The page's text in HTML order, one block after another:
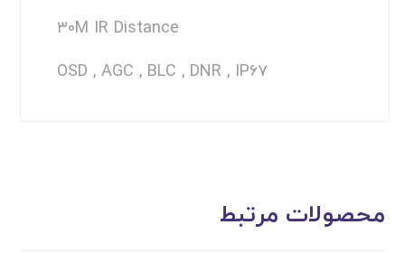
۳۰M IR Distance
OSD , AGC , BLC , DNR , IP۶۷
محصولات مرتبط